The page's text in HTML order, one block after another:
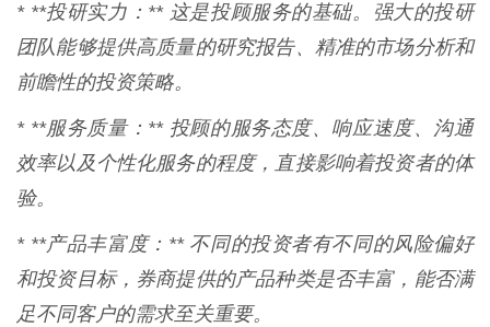
* **投研实力：** 这是投顾服务的基础。强大的投研
团队能够提供高质量的研究报告、精准的市场分析和
前瞻性的投资策略。
* **服务质量：** 投顾的服务态度、响应速度、沟通
效率以及个性化服务的程度，直接影响着投资者的体
验。
* **产品丰富度：** 不同的投资者有不同的风险偏好
和投资目标，券商提供的产品种类是否丰富，能否满
足不同客户的需求至关重要。